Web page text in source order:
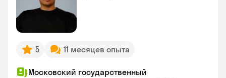
5 11 месяцев опыта
Московский государственный